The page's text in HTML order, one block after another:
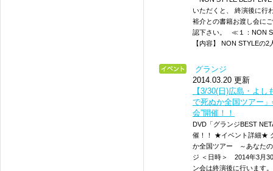
いただくと、 終演後に行
裕介との書籍お渡し会に
認下さい。 ≪１：NON
【内容】 NON STYLEの
グランジ
2014.03.20 更新
【3/30(日)広島・よ
で死ぬか全国ツアー
会”開催！！
DVD「グランジBEST
催！！ ★イベント詳細★
か全国ツアー ～あなた
ジ ＜日時＞ 2014年3
ン会は終演後に行います